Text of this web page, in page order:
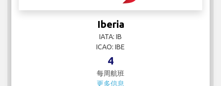
Iberia
IATA: IB
ICAO: IBE
4
每周航班
更多信息